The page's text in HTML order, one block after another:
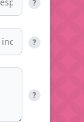
?
?
?